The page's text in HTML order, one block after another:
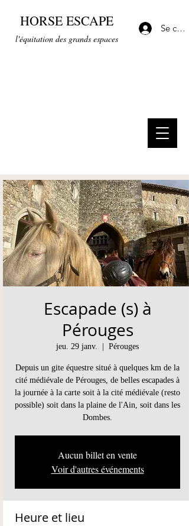
HORSE ESCAPE
l'équitation des grands espaces
Se
Escapade (s) à
Pérouges
jeu. 29 janv. Pérouges
Depuis un gite équestre situé à quelques km de la
cité médiévale de Pérouges, de belles escapades à
la journée à la carte soit à la cité médiévale (resto
possible) soit dans la plaine de l'Ain, soit dans les
Dombes.
Aucun billet en vente
Voir d'autres événements
Heure et lieu